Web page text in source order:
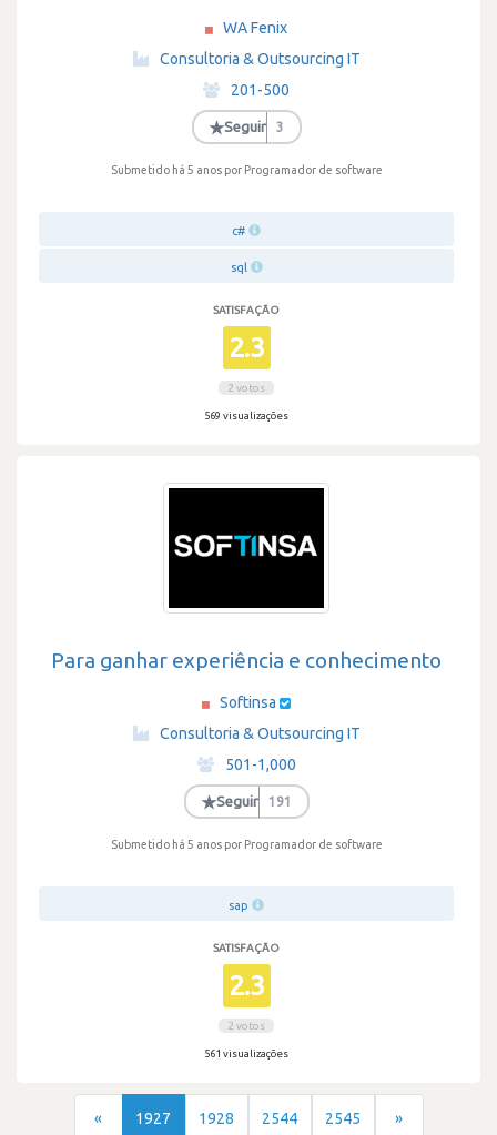
WA Fenix
·
Consultoria & Outsourcing IT
·
201-500
·
★Seguir 3
Submetido há 5 anos por Programador de software
c#
sql
SATISFAÇÃO
2.3
2 votos
569 visualizações
Para ganhar experiência e conhecimento
Softinsa
·
Consultoria & Outsourcing IT
·
501-1,000
·
★Seguir 191
Submetido há 5 anos por Programador de software
sap
SATISFAÇÃO
2.3
2 votos
561 visualizações
« 1927 1928 2544 2545 »